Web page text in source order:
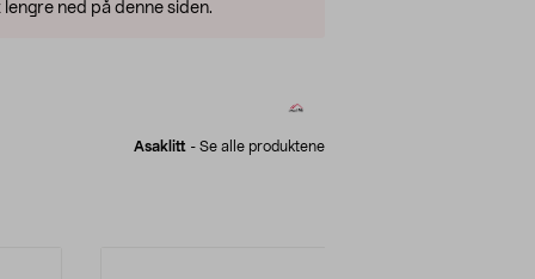
ned på denne siden.
Asaklitt - Se alle produktene